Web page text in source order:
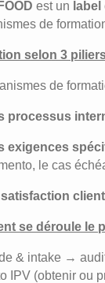
est un
de
selon 3
de
processus
exigences
le cas
satisfaction client
se déroule le
& intake →
IPV (obtenir ou